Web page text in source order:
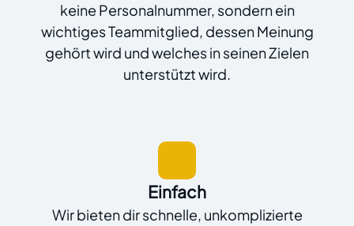
keine Personalnummer, sondern ein
wichtiges Teammitglied, dessen Meinung
gehört wird und welches in seinen Zielen
unterstützt wird.
Einfach
Wir bieten dir schnelle, unkomplizierte